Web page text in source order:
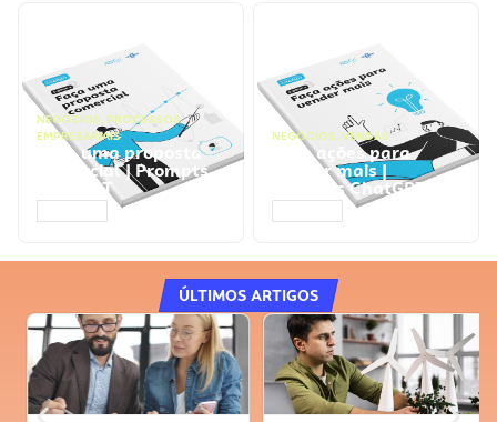
NEGÓCIOS, PROCESSOS
EMPRESARIAIS
Faça uma proposta
comercial | Prompts
ChatGPT
NEGÓCIOS, VENDAS
Faça ações para
vender mais |
Prompts ChatGPT
ÚLTIMOS ARTIGOS